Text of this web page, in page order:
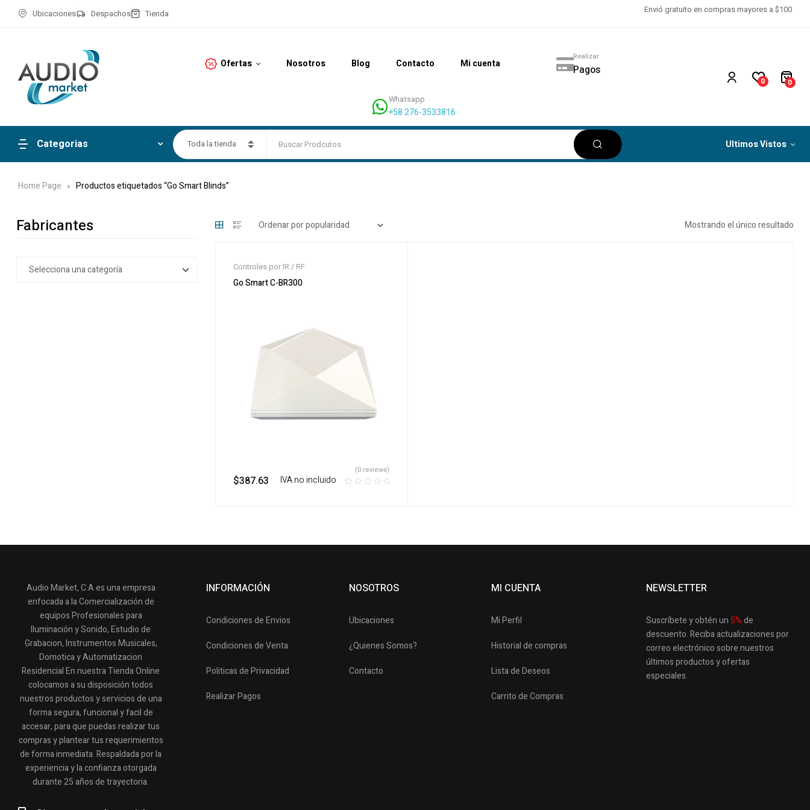
Ubicaciones Despachos Tienda Envió gratuito en compras mayores a $100
Ofertas Nosotros Blog Contacto Mi cuenta
Realizar
Pagos
Whatsapp
+58 276-3533816
0 0
Categorias Toda la tienda Ultimos Vistos
Home Page Productos etiquetados “Go Smart Blinds”
Mostrando el único resultado
Controles por IR / RF
Go Smart C-BR300
$387.63 ‎ ‎ ‎ IVA no incluido
(0 reviews)
Fabricantes
Audio Market, C.A es una empresa
enfocada a la Comercialización de
equipos Profesionales para
Iluminación y Sonido, Estudio de
Grabacion, Instrumentos Musicales,
Domotica y Automatizacion
Residencial En nuestra Tienda Online
colocamos a su disposición todos
nuestros productos y servicios de una
forma segura, funcional y facil de
accesar, para que puedas realizar tus
compras y plantear tus requerimientos
de forma inmediata. Respaldada por la
experiencia y la confianza otorgada
durante 25 años de trayectoria.
INFORMACIÓN
Condiciones de Envios
Condiciones de Venta
Politicas de Privacidad
Realizar Pagos
NOSOTROS
Ubicaciones
¿Quienes Somos?
Contacto
MI CUENTA
Mi Perfil
Historial de compras
Lista de Deseos
Carrito de Compras
NEWSLETTER
Suscríbete y obtén un 5%de
descuento.Reciba actualizaciones por
correo electrónico sobre nuestros
últimos productosy ofertas
especiales.